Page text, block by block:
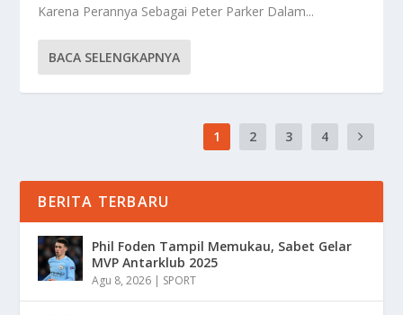
Karena Perannya Sebagai Peter Parker Dalam...
BACA SELENGKAPNYA
1 2 3 4
BERITA TERBARU
Phil Foden Tampil Memukau, Sabet Gelar
MVP Antarklub 2025
Agu 8, 2026 | SPORT